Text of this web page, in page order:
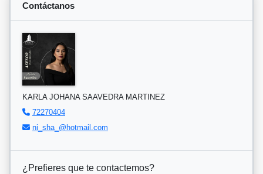
Contáctanos
KARLA JOHANA SAAVEDRA MARTINEZ
72270404
ni_sha_@hotmail.com
¿Prefieres que te contactemos?